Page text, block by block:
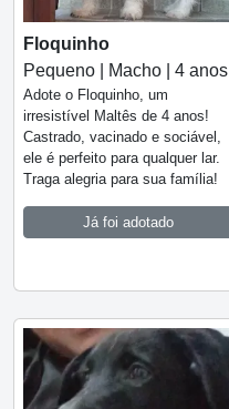
Floquinho
Pequeno | Macho | 4 anos
Adote o Floquinho, um
irresistível Maltês de 4 anos!
Castrado, vacinado e sociável,
ele é perfeito para qualquer lar.
Traga alegria para sua família!
Já foi adotado